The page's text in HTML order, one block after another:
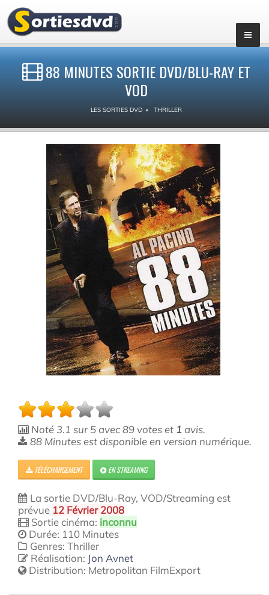
88 MINUTES SORTIE DVD/BLU-RAY ET
VOD
LES SORTIES DVD THRILLER
Noté 3.1 sur5 avec89votes et 1 avis.
88 Minutes est disponible en version numérique.
TÉLÉCHARGEMENT EN STREAMING
La sortie DVD/Blu-Ray, VOD/Streaming est
prévue 12 Février 2008
Sortie cinéma: inconnu
Durée: 110 Minutes
Genres: Thriller
Réalisation: Jon Avnet
Distribution: Metropolitan FilmExport